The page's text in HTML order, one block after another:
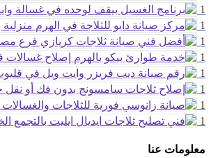
1
1
1
1
1
1
1
1
معلومات عنا